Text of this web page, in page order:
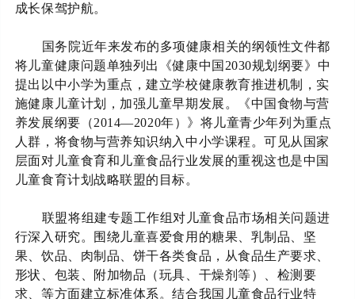
成长保驾护航。
国务院近年来发布的多项健康相关的纲领性文件都
将儿童健康问题单独列出《健康中国 2030规划纲要》中
提出以中小学为重点，建立学校健康教育推进机制，实
施健康儿童计划，加强儿童早期发展。《中国食物与营
养发展纲要（2014—2020年）》将儿童青少年列为重点
人群，将食物与营养知识纳入中小学课程。可见从国家
层面对儿童食育和儿童食品行业发展的重视这也是中国
儿童食育计划战略联盟的目标。
联盟将组建专题工作组对儿童食品市场相关问题进
行深入研究。围绕儿童喜爱食用的糖果、乳制品、坚
果、饮品、肉制品、饼干各类食品，从食品生产要求、
形状、包装、附加物品（玩具、干燥剂等）、检测要
求、等方面建立标准体系。结合我国儿童食品行业特